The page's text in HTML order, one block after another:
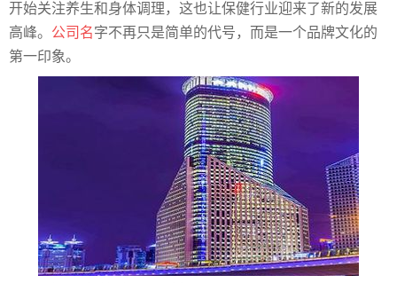
开始关注养生和身体调理，这也让保健行业迎来了新的发展
高峰。 公司名字不再只是简单的代号，而是一个品牌文化的
第一印象。